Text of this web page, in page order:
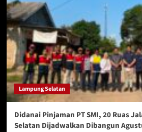
Lampung Selatan
Didanai Pinjaman PT SMI, 20 Ruas
Selatan Dijadwalkan Dibangun